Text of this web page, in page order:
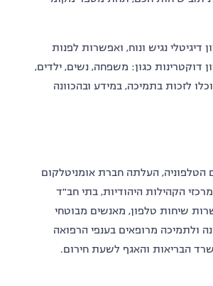
נגיש ונוח, ואפשרות לפנות
דוקטרינות כגון: משפחה, נשים, ילדים,
לזכות בתמיכה, במידע ובהכוונה
הטלפוניה, העלתה חברת אומניטלקום
הקהילות היהודיות, בתי חב"ד
שיחות טלפון, מאנשים מבוטחי
ולתמיכה מרופאים בענפי הרפואה
הבריאות והאגף לשעת חירום.